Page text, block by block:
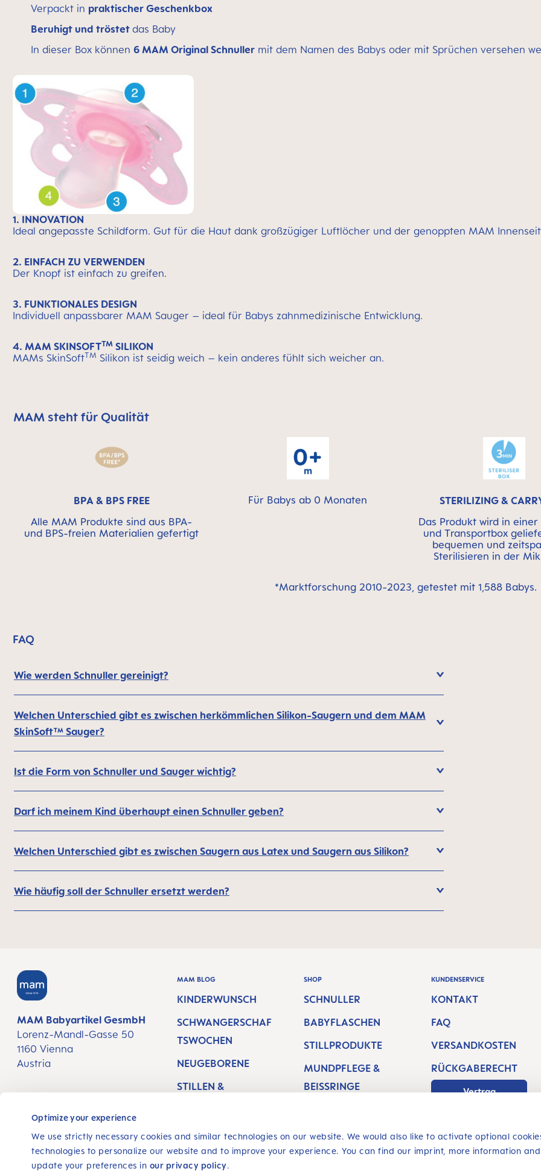
Optimize your experience
We use strictly necessary cookies and similar technologies on our website. We would also like to activate optional
technologies to personalize our website and to improve your experience. You can find our imprint, more information
update your preferences in our privacy policy.
Verpackt in praktischer Geschenkbox
Beruhigt und tröstet das Baby
In dieser Box können 6 MAM Original Schnuller mit dem Namen des Babys oder mit Sprüchen versehen
1. INNOVATION
Ideal angepasste Schildform. Gut für die Haut dank großzügiger Luftlöcher und der genoppten MAM
2. EINFACH ZU VERWENDEN
Der Knopf ist einfach zu greifen.
3. FUNKTIONALES DESIGN
Individuell anpassbarer MAM Sauger – ideal für Babys zahnmedizinische Entwicklung.
4. MAM SKINSOFTTM SILIKON
MAMs SkinSoftTM Silikon ist seidig weich – kein anderes fühlt sich weicher an.
MAM überspringen bedeutet Qualitätssymbolleiste
MAM steht für Qualität
BPA & BPS FREE
Alle MAM Produkte sind aus BPA-
und BPS-freien Materialien gefertigt
Für Babys ab 0 Monaten
STERILIZING &
Das Produkt wird in
und Transportbox
bequemen und
Sterilisieren in der
*Marktforschung 2010-2023, getestet mit 1,588 Babys.
FAQ
Wie werden Schnuller gereinigt?
Welchen Unterschied gibt es zwischen herkömmlichen Silikon-Saugern und dem MAM
SkinSoft™ Sauger?
Ist die Form von Schnuller und Sauger wichtig?
Darf ich meinem Kind überhaupt einen Schnuller geben?
Welchen Unterschied gibt es zwischen Saugern aus Latex und Saugern aus Silikon?
Wie häufig soll der Schnuller ersetzt werden?
MAM Babyartikel GesmbH
Lorenz-Mandl-Gasse 50
1160 Vienna
Austria
FACEBOOK
INSTAGRAM
YOUTUBE
MAM BLOG
KINDERWUNSCH
SCHWANGERSCHAF
TSWOCHEN
NEUGEBORENE
STILLEN &
SHOP
SCHNULLER
BABYFLASCHEN
STILLPRODUKTE
MUNDPFLEGE &
BEISSRINGE
KUNDENSERVICE
KONTAKT
FAQ
VERSANDKOSTEN
RÜCKGABERECHT
Vertrag